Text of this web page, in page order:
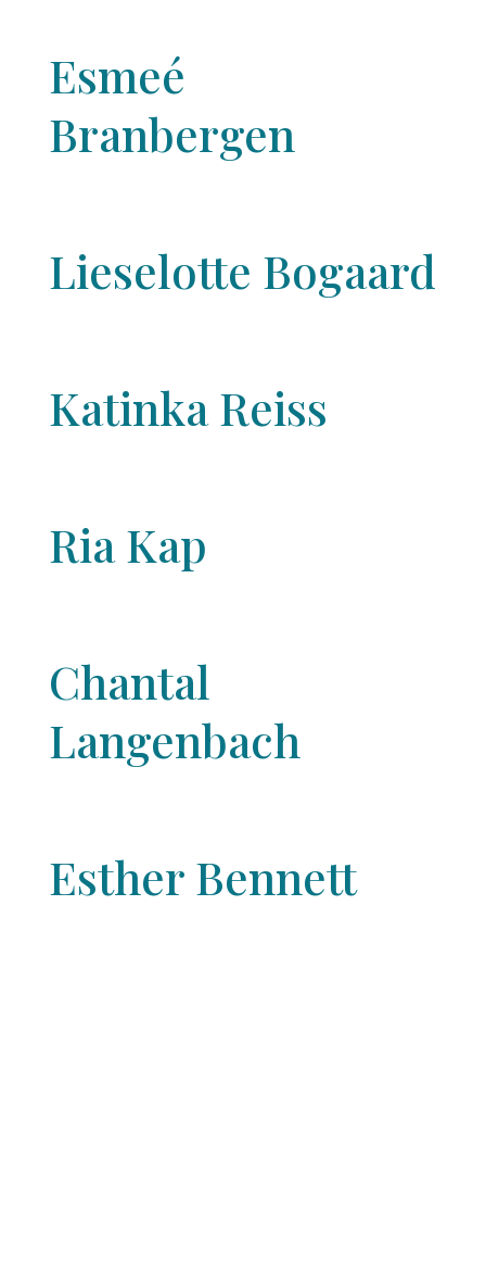
Esmeé
Branbergen
Lieselotte Bogaard
Katinka Reiss
Ria Kap
Chantal
Langenbach
Esther Bennett